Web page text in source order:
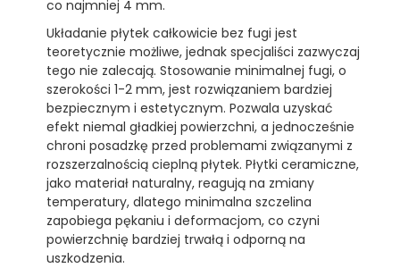
co najmniej 4 mm.
Układanie płytek całkowicie bez fugi jest
teoretycznie możliwe, jednak specjaliści zazwyczaj
tego nie zalecają. Stosowanie minimalnej fugi, o
szerokości 1-2 mm, jest rozwiązaniem bardziej
bezpiecznym i estetycznym. Pozwala uzyskać
efekt niemal gładkiej powierzchni, a jednocześnie
chroni posadzkę przed problemami związanymi z
rozszerzalnością cieplną płytek. Płytki ceramiczne,
jako materiał naturalny, reagują na zmiany
temperatury, dlatego minimalna szczelina
zapobiega pękaniu i deformacjom, co czyni
powierzchnię bardziej trwałą i odporną na
uszkodzenia.